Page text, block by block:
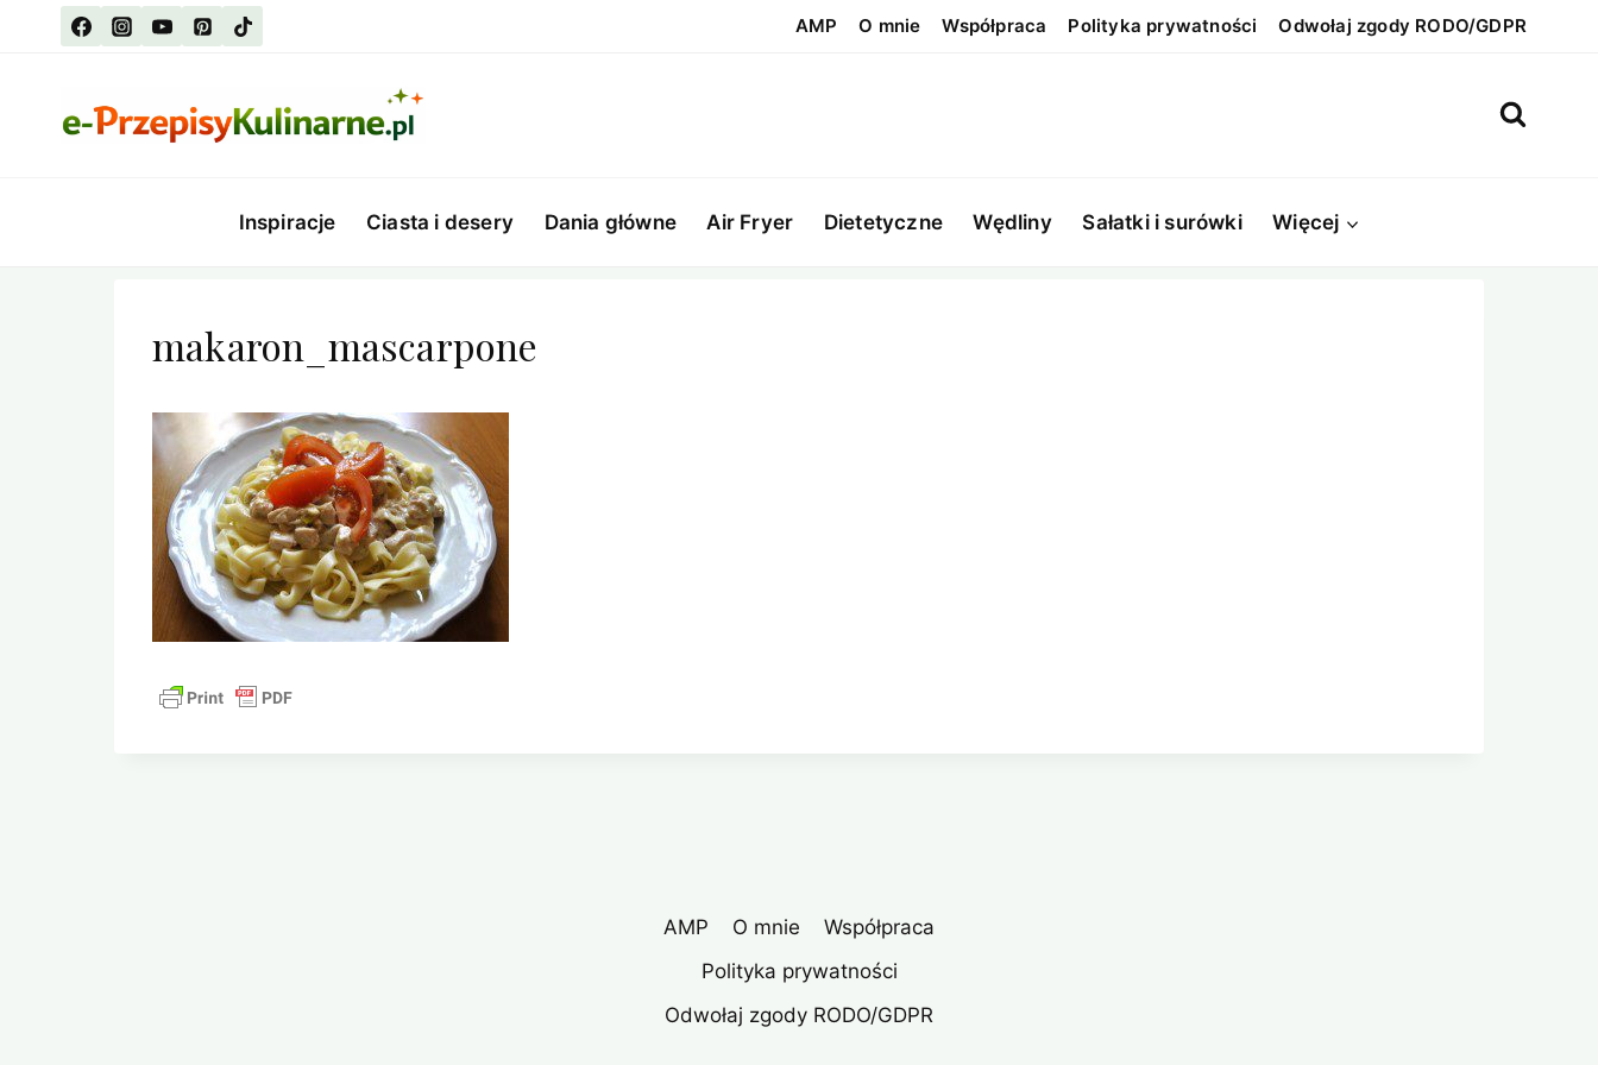
AMP O mnie Współpraca Polityka prywatności Odwołaj zgody RODO/GDPR
Inspiracje Ciasta i desery Dania główne Air Fryer Dietetyczne Wędliny Sałatki i surówki Więcej
makaron_mascarpone
AMP O mnie
Współpraca
Polityka prywatności
Odwołaj zgody RODO/GDPR